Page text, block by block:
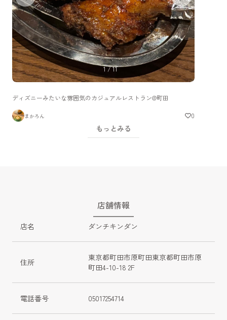
1/11
ディズニーみたいな雰囲気のカジュアルレストラン@町田
まかろん 0
もっとみる
店舗情報
店名 ダンチキンダン
住所
東京都町田市原町田東京都町田市原
町田4-10-18 2F
電話番号 05017254714